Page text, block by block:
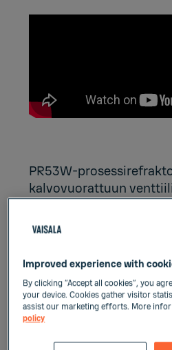
PR53W-
kalvovuorattuun
mahdollistaa kätevän
Improved experience with
By clicking “Accept all cookies”, you
your device. Cookies gather visitor
assist our marketing efforts. More
policy